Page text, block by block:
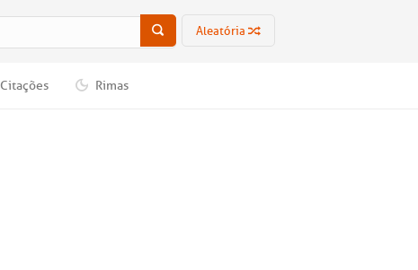
Aleatória
Citações Rimas